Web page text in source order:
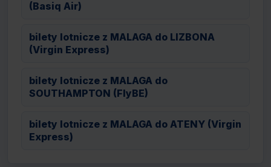
(Basiq Air)
bilety lotnicze z MALAGA do LIZBONA
(Virgin Express)
bilety lotnicze z MALAGA do
SOUTHAMPTON (FlyBE)
bilety lotnicze z MALAGA do ATENY (Virgin
Express)